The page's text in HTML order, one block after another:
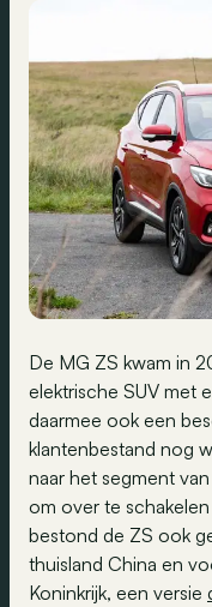
De MG ZS kwam in
elektrische SUV met
daarmee ook een
klantenbestand nog
naar het segment
om over te
bestond de ZS ook
thuisland China en
Koninkrijk, een versie